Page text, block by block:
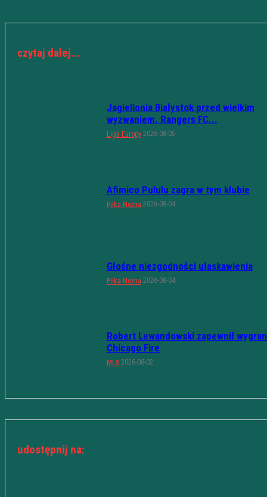
czytaj dalej...
Jagiellonia Białystok przed wielkim
wyzwaniem. Rangers FC...
Liga Europy 2026-08-05
Afimico Pululu zagra w tym klubie
Piłka Nożna 2026-08-04
Głośne niezgodności ułaskawienia
Piłka Nożna 2026-08-04
Robert Lewandowski zapewnił
Chicago Fire
MLS 2026-08-02
udostępnij na: